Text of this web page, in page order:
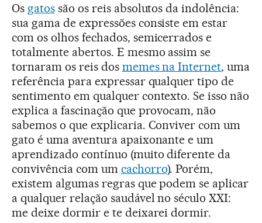
Os gatossão os reis absolutos da indolência:
sua gama de expressões consiste em estar
com os olhos fechados, semicerrados e
totalmente abertos. E mesmo assim se
tornaram os reis dos memes na Internet, uma
referência para expressar qualquer tipo de
sentimento em qualquer contexto. Se isso não
explica a fascinação que provocam, não
sabemos o que explicaria. Conviver com um
gato é uma aventura apaixonante e um
aprendizado contínuo (muito diferente da
convivência com um cachorro). Porém,
existem algumas regras que podem se aplicar
a qualquer relação saudável no século XXI:
me deixe dormir e te deixarei dormir.